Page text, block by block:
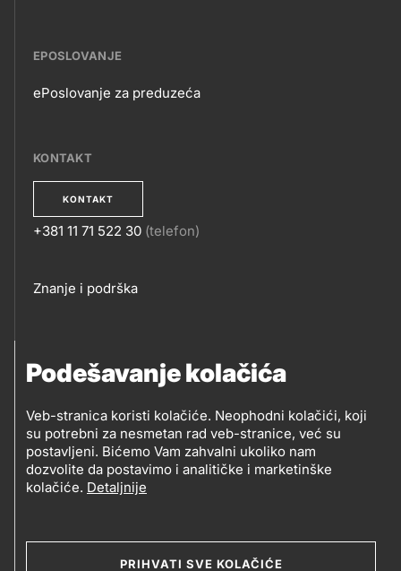
Podešavanje kolačića
Veb-stranica koristi kolačiće. Neophodni kolačići, koji
su potrebni za nesmetan rad veb-stranice, već su
postavljeni. Bićemo Vam zahvalni ukoliko nam
dozvolite da postavimo i analitičke i marketinške
kolačiće. Detaljnije
PRIHVATI SVE KOLAČIĆE
EPOSLOVANJE
ePoslovanje za preduzeća
KONTAKT
KONTAKT
+381 11 71 522 30 (telefon)
Footer
Znanje i podrška
PRATITE
NAS
Petrol d.o.o. Beograd
Zmajeva 12V, 11080 Beograd (Zemun), Srbija